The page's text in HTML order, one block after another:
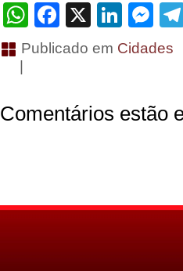
WhatsApp
Facebook
X
Publicado em Cidades
Comentários estão